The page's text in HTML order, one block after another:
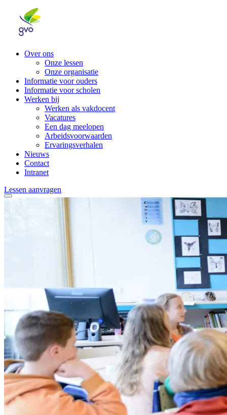
Over ons
Onze lessen
Onze organisatie
Informatie voor ouders
Informatie voor scholen
Werken bij
Werken als vakdocent
Vacatures
Een dag meelopen
Arbeidsvoorwaarden
Ervaringsverhalen
Nieuws
Contact
Intranet
Lessen aanvragen